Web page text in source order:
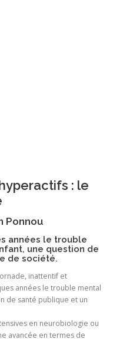
: le
Ponnou
années le trouble
une question de
de société.
inattentif et
années le trouble mental
de santé publique et un
en neurobiologie ou
avancée en termes de